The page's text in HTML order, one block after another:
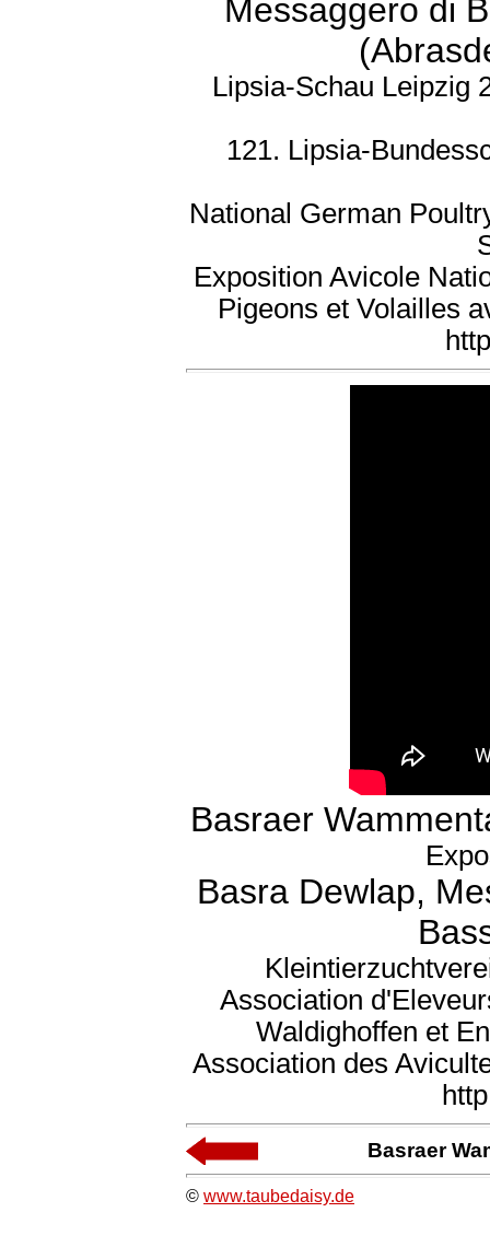
Messaggero di
Lipsia-Schau Leipzig
121. Lipsia-
National German
Exposition Avicole
Pigeons et Volailles
Basraer
Basra Dewlap,
Association
Waldighoffen et
Association des
Basraer
© www.taubedaisy.de